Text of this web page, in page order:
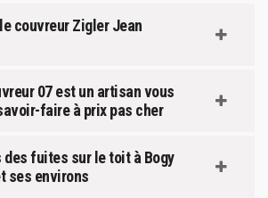
couvreur Zigler Jean
07 est un artisan vous
faire à prix pas cher
des fuites sur le toit à Bogy
ses environs